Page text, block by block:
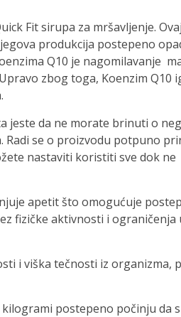
Fit sirupa za mršavljenje.
produkcija postepeno
Q10 je nagomilavanje
zbog toga, Koenzim Q10
jeste da ne morate brinuti o
Radi se o proizvodu potpuno
nastaviti koristiti sve dok ne
apetit što omogućuje
fizičke aktivnosti i ograničenja
i viška tečnosti iz organizma,
postepeno počinju da